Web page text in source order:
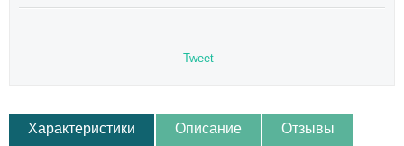
Tweet
Характеристики Описание Отзывы